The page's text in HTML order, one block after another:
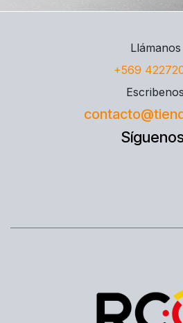
Llámanos
+569
Escribenos